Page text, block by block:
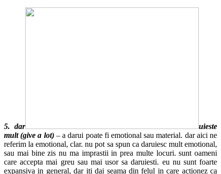
5. dar
uieste
mult (give a lot)– a darui poate fi emotional sau material. dar aici ne
referim la emotional, clar. nu pot sa spun ca daruiesc mult emotional,
sau mai bine zis nu ma imprastii in prea multe locuri. sunt oameni
care accepta mai greu sau mai usor sa daruiesti. eu nu sunt foarte
expansiva in general, dar iti dai seama din felul in care actionez ca